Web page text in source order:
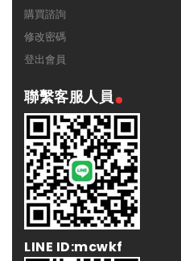
購買諮詢
修改密碼
登出會員
聯繫客服人員
LINE ID:mcwkf